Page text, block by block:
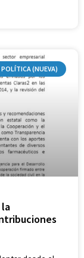
(NUEVA)